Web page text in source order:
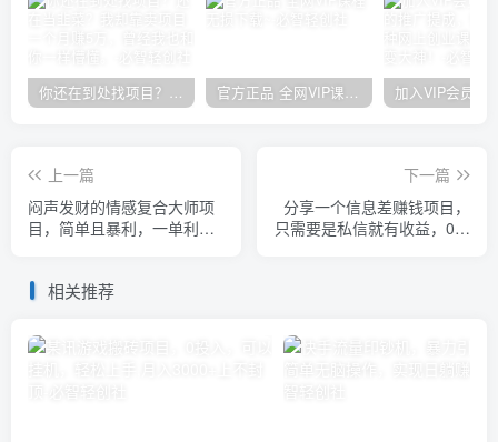
你还在到处找项目？还在当韭菜？我却靠卖项目一个月赚5万，曾经我也和你一样懵懂。 官方正品 全网VIP课程 无损下载~
上一篇
闷声发财的情感复合大师项
目，简单且暴利，一单利润
下一篇
分享一个信息差赚钱项目，
只需要是私信就有收益，0成
相关推荐